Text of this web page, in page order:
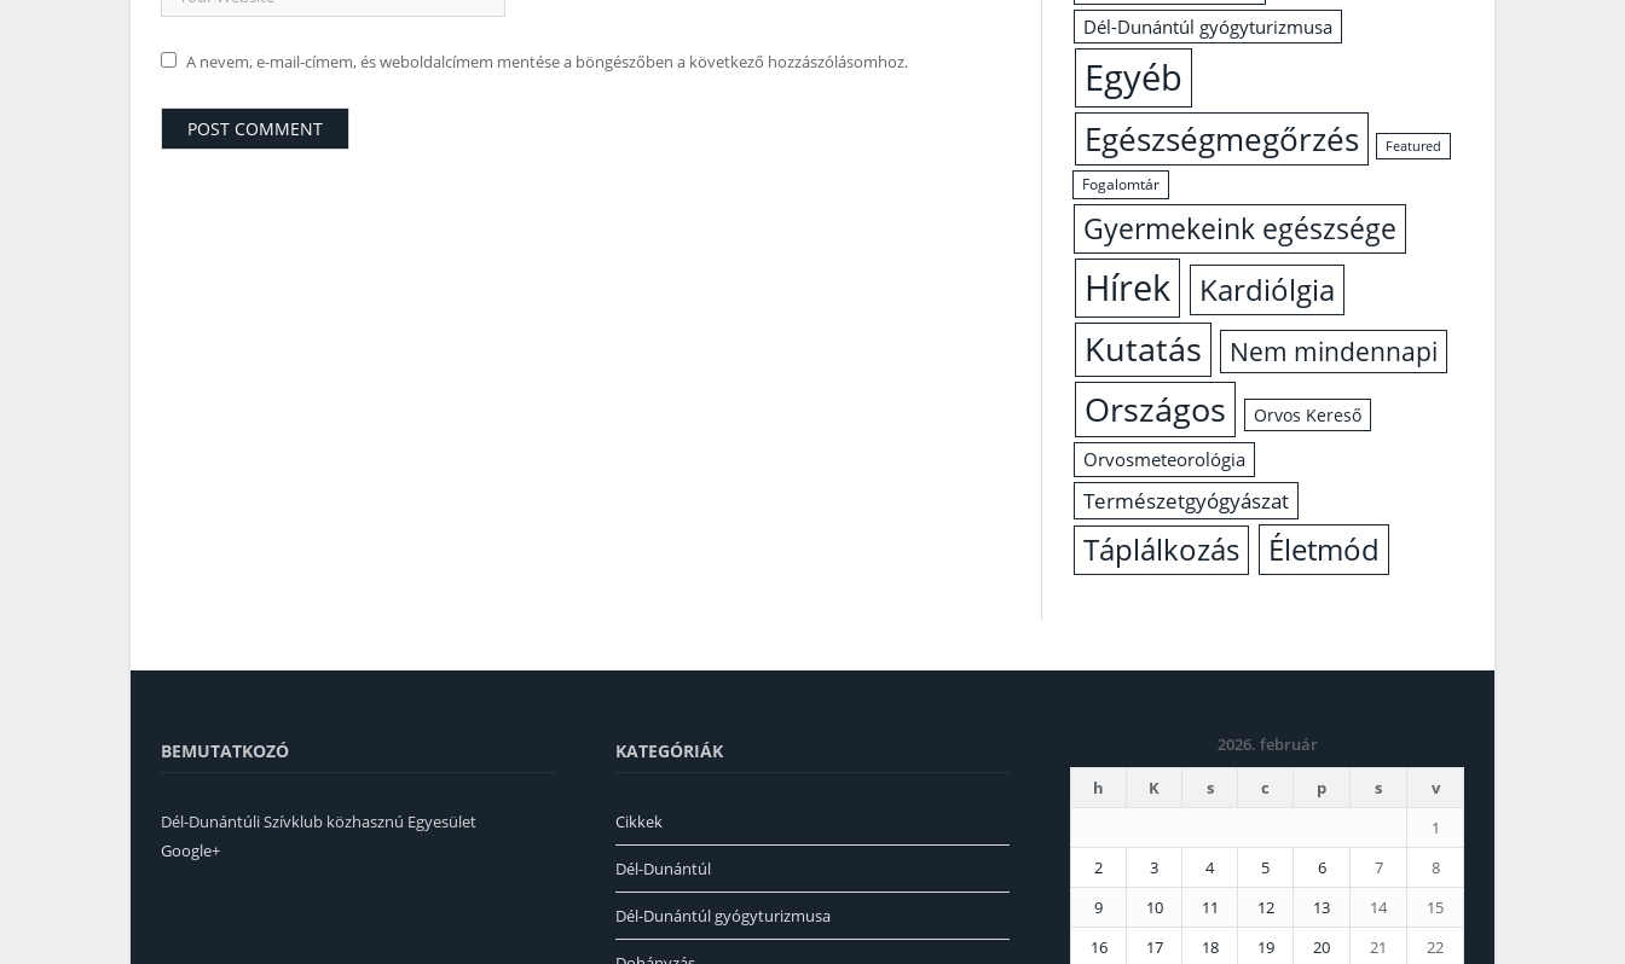
A nevem, e-mail-címem, és weboldalcímem mentése a böngészőben a következő hozzászólásomhoz.
Dél-Dunántúl gyógyturizmusa
Egyéb
Egészségmegőrzés Featured
Fogalomtár
Gyermekeink egészsége
Hírek Kardiólgia
Kutatás Nem mindennapi
Országos Orvos Kereső
Orvosmeteorológia
Természetgyógyászat
Táplálkozás Életmód
BEMUTATKOZÓ
Dél-Dunántúli Szívklub közhasznú Egyesület
Google+
KATEGÓRIÁK
Cikkek
Dél-Dunántúl
Dél-Dunántúl gyógyturizmusa
2026. február
h
K s c p s
v
1
2
3 4 5 6 7
8
9
10 11 12 13 14
15
16
17 18 19 20 21
22